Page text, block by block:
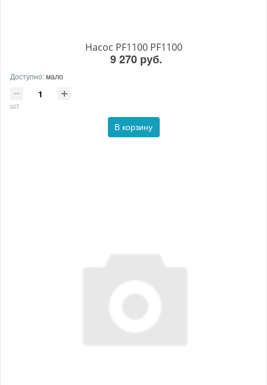
Насос PF1100 PF1100
9 270 руб.
Доступно:мало
шт
В корзину